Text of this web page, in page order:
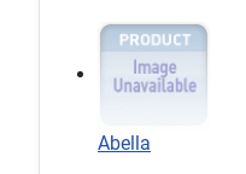
Abella